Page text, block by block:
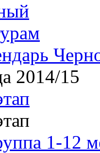
2014/15
1-12